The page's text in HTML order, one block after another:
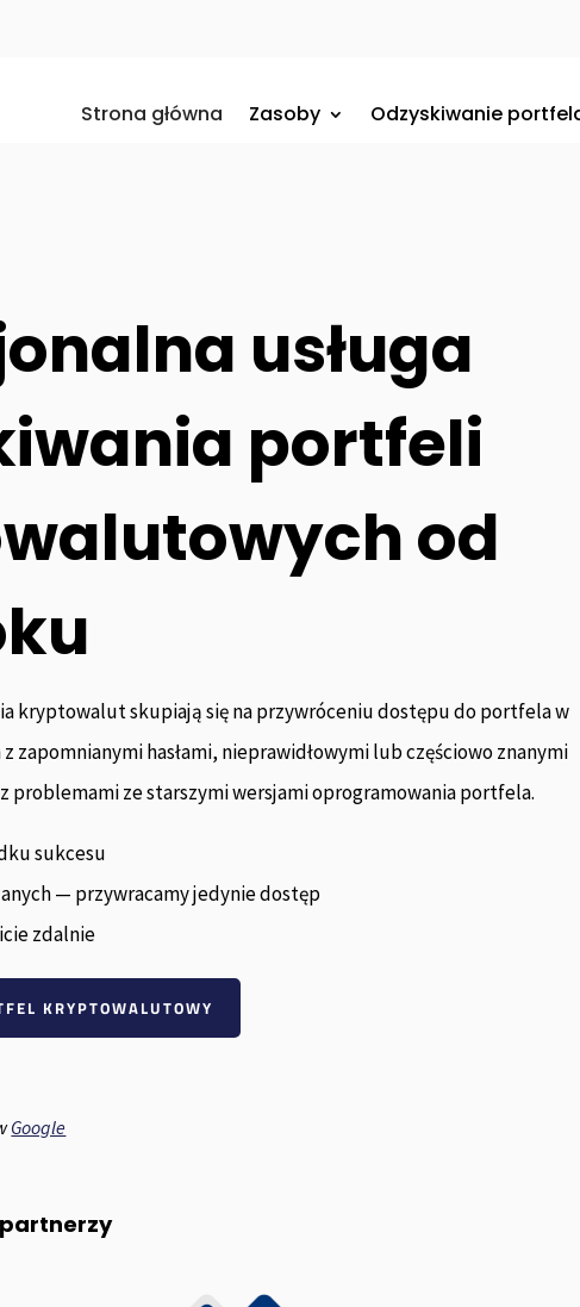
Strona główna Zasoby Odzyskiwanie
usługa
portfeli
od
kryptowalut skupiają się na przywróceniu dostępu do portfela w
zapomnianymi hasłami, nieprawidłowymi lub częściowo znanymi
problemami ze starszymi wersjami oprogramowania portfela.
sukcesu
— przywracamy jedynie dostęp
zdalnie
KRYPTOWALUTOWY
Google